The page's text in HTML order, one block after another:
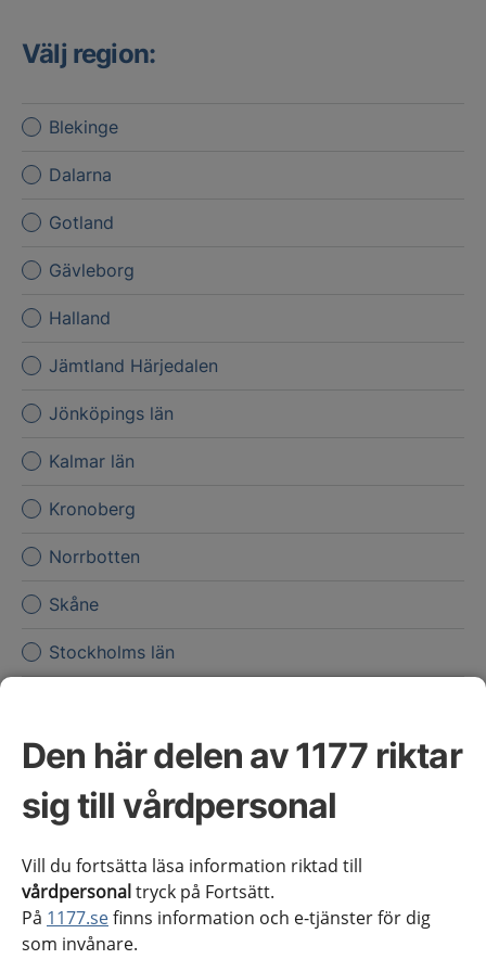
Den här delen av 1177 riktar
sig till vårdpersonal
Vill du fortsätta läsa information riktad till
vårdpersonaltryck på Fortsätt.
På 1177.sefinns information och e-tjänster för dig
som invånare.
Välj region:
Blekinge
Dalarna
Gotland
Gävleborg
Halland
Jämtland Härjedalen
Jönköpings län
Kalmar län
Kronoberg
Norrbotten
Skåne
Stockholms län
Uppsala län
Värmland
Västernorrland
Västmanland